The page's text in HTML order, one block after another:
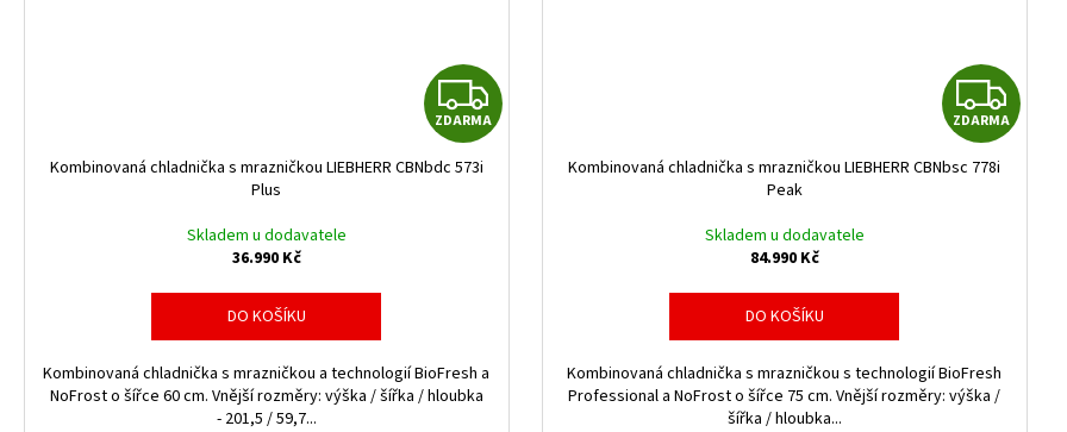
Z
D
ZDARMA
Kombinovaná chladnička s mrazničkou LIEBHERR CBNbdc 573i
Plus
Skladem u dodavatele
36.990 Kč
DO KOŠÍKU
Kombinovaná chladnička s mrazničkou a technologií BioFresh a
NoFrost o šířce 60 cm. Vnější rozměry: výška / šířka / hloubka
- 201,5 / 59,7...
Z
D
ZDARMA
Kombinovaná chladnička s mrazničkou LIEBHERR CBNbsc 778i
Peak
Skladem u dodavatele
84.990 Kč
DO KOŠÍKU
Kombinovaná chladnička s mrazničkou s technologií BioFresh
Professional a NoFrost o šířce 75 cm. Vnější rozměry: výška /
šířka / hloubka...